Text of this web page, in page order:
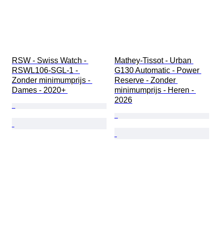
RSW - Swiss Watch -
RSWL106-SGL-1 -
Zonder minimumprijs -
Dames - 2020+
Mathey-Tissot - Urban
G130 Automatic - Power
Reserve - Zonder
minimumprijs - Heren -
2026